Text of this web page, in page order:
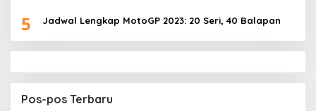
5 Jadwal Lengkap MotoGP 2023: 20 Seri, 40 Balapan
Pos-pos Terbaru